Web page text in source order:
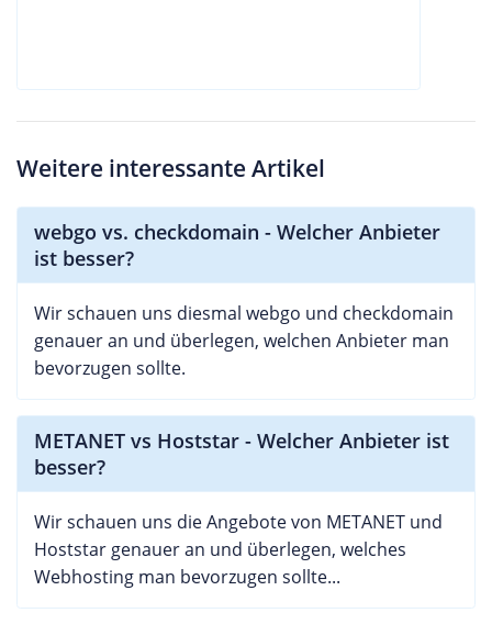
Weitere interessante Artikel
webgo vs. checkdomain - Welcher Anbieter
ist besser?
Wir schauen uns diesmal webgo und checkdomain
genauer an und überlegen, welchen Anbieter man
bevorzugen sollte.
METANET vs Hoststar - Welcher Anbieter ist
besser?
Wir schauen uns die Angebote von METANET und
Hoststar genauer an und überlegen, welches
Webhosting man bevorzugen sollte...